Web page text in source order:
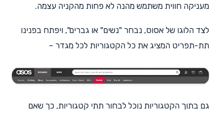
מעניקה חווית משתמש מהנה לא פחות מהקניה עצמה.
לצד הלוגו של אסוס, נבחר "נשים" או גברים", ויפתח בפנינו
תת-תפריט המציג את כל הקטגוריות לכל מגדר –
גם בתוך הקטגוריות נוכל לבחור תתי קטגוריות, כך שאם